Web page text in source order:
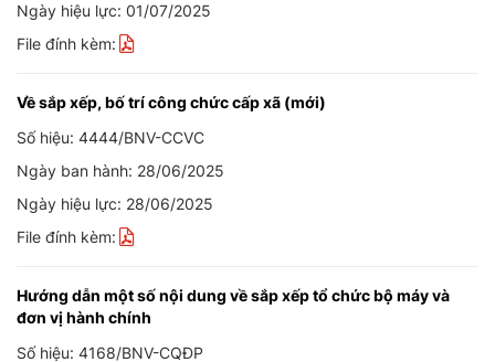
Ngày hiệu lực: 01/07/2025
File đính kèm:
Về sắp xếp, bố trí công chức cấp xã (mới)
Số hiệu: 4444/BNV-CCVC
Ngày ban hành: 28/06/2025
Ngày hiệu lực: 28/06/2025
File đính kèm:
Hướng dẫn một số nội dung về sắp xếp tổ chức bộ máy và
đơn vị hành chính
Số hiệu: 4168/BNV-CQĐP